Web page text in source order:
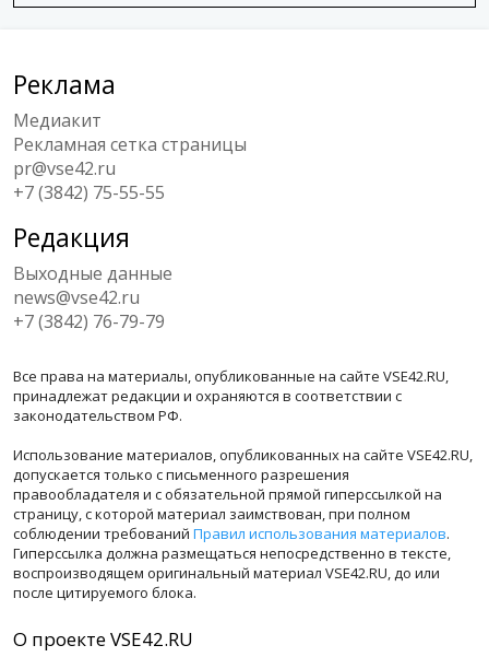
Реклама
Медиакит
Рекламная сетка страницы
pr@vse42.ru
+7 (3842) 75-55-55
Редакция
Выходные данные
news@vse42.ru
+7 (3842) 76-79-79
Все права на материалы, опубликованные на сайте VSE42.RU,
принадлежат редакции и охраняются в соответствии с
законодательством РФ.
Использование материалов, опубликованных на сайте VSE42.RU,
допускается только с письменного разрешения
правообладателя и с обязательной прямой гиперссылкой на
страницу, с которой материал заимствован, при полном
соблюдении требований Правил использования материалов.
Гиперссылка должна размещаться непосредственно в тексте,
воспроизводящем оригинальный материал VSE42.RU, до или
после цитируемого блока.
О проекте VSE42.RU